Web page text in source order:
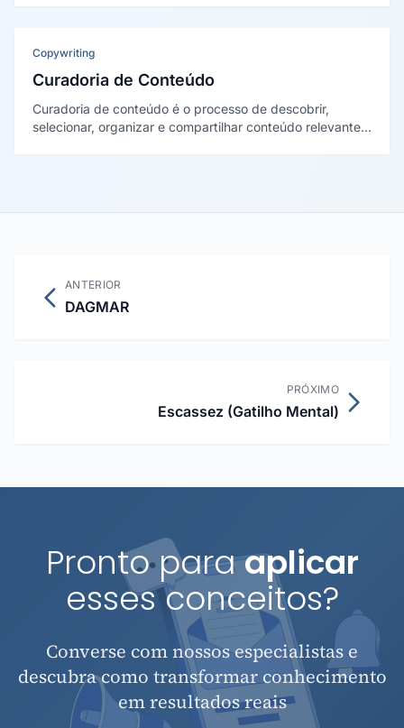
Copywriting
Curadoria de Conteúdo
Curadoria de conteúdo é o processo de descobrir,
selecionar, organizar e compartilhar conteúdo relevante
ANTERIOR
DAGMAR
PRÓXIMO
Escassez (Gatilho Mental)
Pronto paraaplicar
esses conceitos?
Converse com nossos especialistas e
descubra como transformar conhecimento
em resultados reais